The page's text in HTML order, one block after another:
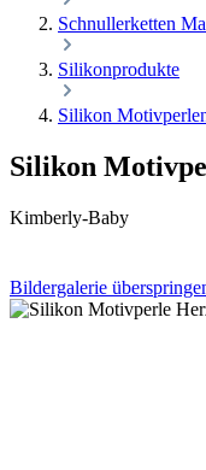
Schnullerketten
Silikonprodukte
Silikon
Silikon
Kimberly-Baby
Bildergalerie